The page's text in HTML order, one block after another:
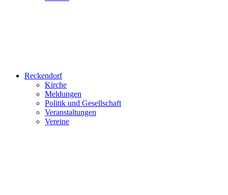
Reckendorf
Kirche
Meldungen
Politik und Gesellschaft
Veranstaltungen
Vereine